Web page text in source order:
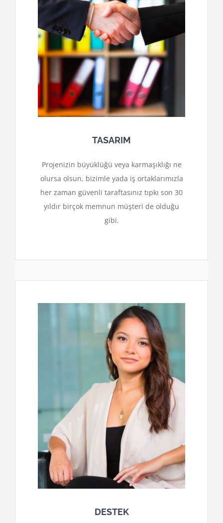
TASARIM
Projenizin büyüklüğü veya karmaşıklığı ne
olursa olsun, bizimle yada iş ortaklarımızla
her zaman güvenli taraftasınız tıpkı son 30
yıldır birçok memnun müşteri de olduğu
gibi.
DESTEK